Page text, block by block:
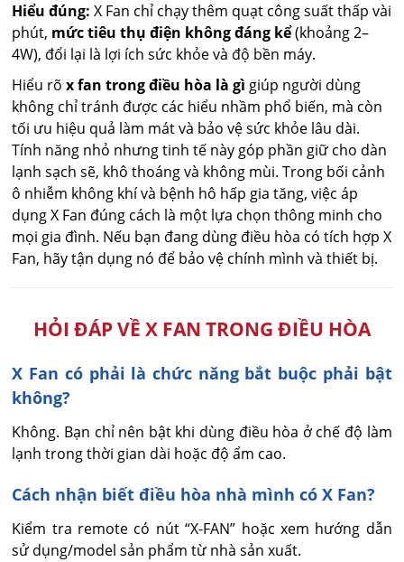
Hiểu đúng: X Fan chỉ chạy thêm quạt công suất thấp vài
phút, mức tiêu thụ điện không đáng kể(khoảng 2–
4W), đổi lại là lợi ích sức khỏe và độ bền máy.
Hiểu rõx fan trong điều hòa là gì giúp người dùng
không chỉ tránh được các hiểu nhầm phổ biến, mà còn
tối ưu hiệu quả làm mát và bảo vệ sức khỏe lâu dài.
Tính năng nhỏ nhưng tinh tế này góp phần giữ cho dàn
lạnh sạch sẽ, khô thoáng và không mùi. Trong bối cảnh
ô nhiễm không khí và bệnh hô hấp gia tăng, việc áp
dụng X Fan đúng cách là một lựa chọn thông minh cho
mọi gia đình. Nếu bạn đang dùng điều hòa có tích hợp X
Fan, hãy tận dụng nó để bảo vệ chính mình và thiết bị.
HỎI ĐÁP VỀ X FAN TRONG ĐIỀU HÒA
X Fan có phải là chức năng bắt buộc phải bật
không?
Không. Bạn chỉ nên bật khi dùng điều hòa ở chế độ làm
lạnh trong thời gian dài hoặc độ ẩm cao.
Cách nhận biết điều hòa nhà mình có X Fan?
Kiểm tra remote có nút “X-FAN” hoặc xem hướng dẫn
sử dụng/model sản phẩm từ nhà sản xuất.